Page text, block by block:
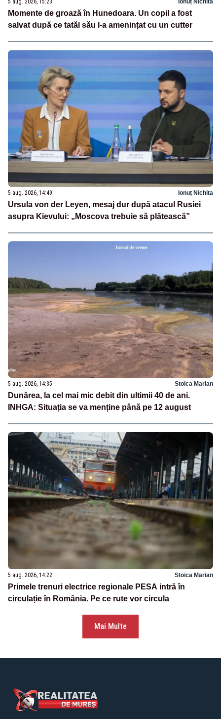
5 aug. 2026, 15:23 Ionuț Nichita
Momente de groază în Hunedoara. Un copil a fost
salvat după ce tatăl său l-a amenințat cu un cutter
5 aug. 2026, 14:49 Ionuț Nichita
Ursula von der Leyen, mesaj dur după atacul Rusiei
asupra Kievului: „Moscova trebuie să plătească”
5 aug. 2026, 14:35 Stoica Marian
Dunărea, la cel mai mic debit din ultimii 40 de ani.
INHGA: Situația se va menține până pe 12 august
5 aug. 2026, 14:22 Stoica Marian
Primele trenuri electrice regionale PESA intră în
circulație în România. Pe ce rute vor circula
Mai Multe